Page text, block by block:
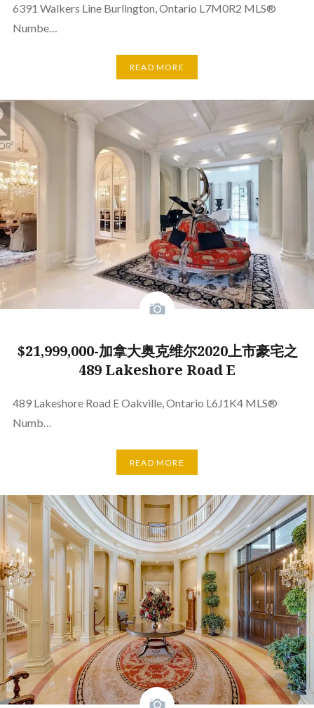
6391 Walkers Line Burlington, Ontario L7M0R2 MLS®
Numbe…
READ MORE
$21,999,000-加拿大奥克维尔2020上市豪宅之
489 Lakeshore Road E
489 Lakeshore Road E Oakville, Ontario L6J1K4 MLS®
Numb…
READ MORE